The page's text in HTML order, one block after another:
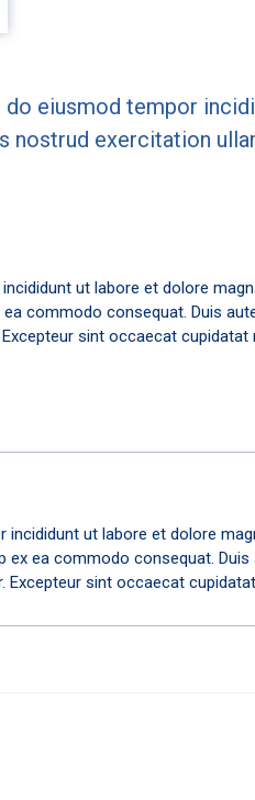
eiusmod tempor
nostrud exercitation
ut labore et dolore
commodo consequat. Duis
sint occaecat cupidatat
ut labore et dolore
ex ea commodo consequat. Duis
Excepteur sint occaecat